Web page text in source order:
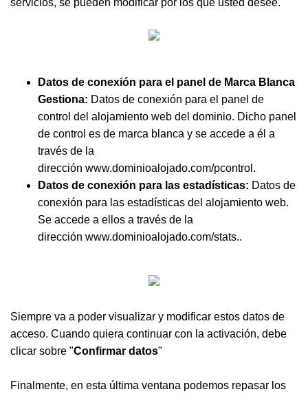
servicios, se pueden modificar por los que usted desee.
Datos de conexión para el panel de Marca Blanca
Gestiona: Datos de conexión para el panel de
control del alojamiento web del dominio. Dicho panel
de control es de marca blanca y se accede a él a
través de la
dirección www.dominioalojado.com/pcontrol.
Datos de conexión para las estadísticas: Datos de
conexión para las estadísticas del alojamiento web.
Se accede a ellos a través de la
dirección www.dominioalojado.com/stats..
Siempre va a poder visualizar y modificar estos datos de
acceso. Cuando quiera continuar con la activación, debe
clicar sobre "Confirmar datos"
Finalmente, en esta última ventana podemos repasar los